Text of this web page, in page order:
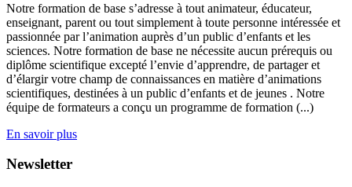
Notre formation de base s’adresse à tout animateur, éducateur,
enseignant, parent ou tout simplement à toute personne intéressée et
passionnée par l’animation auprès d’un public d’enfants et les
sciences. Notre formation de base ne nécessite aucun prérequis ou
diplôme scientifique excepté l’envie d’apprendre, de partager et
d’élargir votre champ de connaissances en matière d’animations
scientifiques, destinées à un public d’enfants et de jeunes . Notre
équipe de formateurs a conçu un programme de formation (...)
En savoir plus
Newsletter